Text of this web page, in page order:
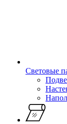
Световые